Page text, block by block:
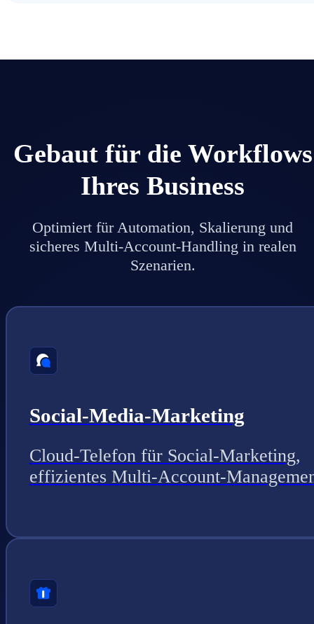
Gebaut für die Workflows
Ihres Business
Optimiert für Automation, Skalierung und
sicheres Multi-Account-Handling in realen
Szenarien.
Social-Media-Marketing
Cloud-Telefon für Social-Marketing,
effizientes Multi-Account-